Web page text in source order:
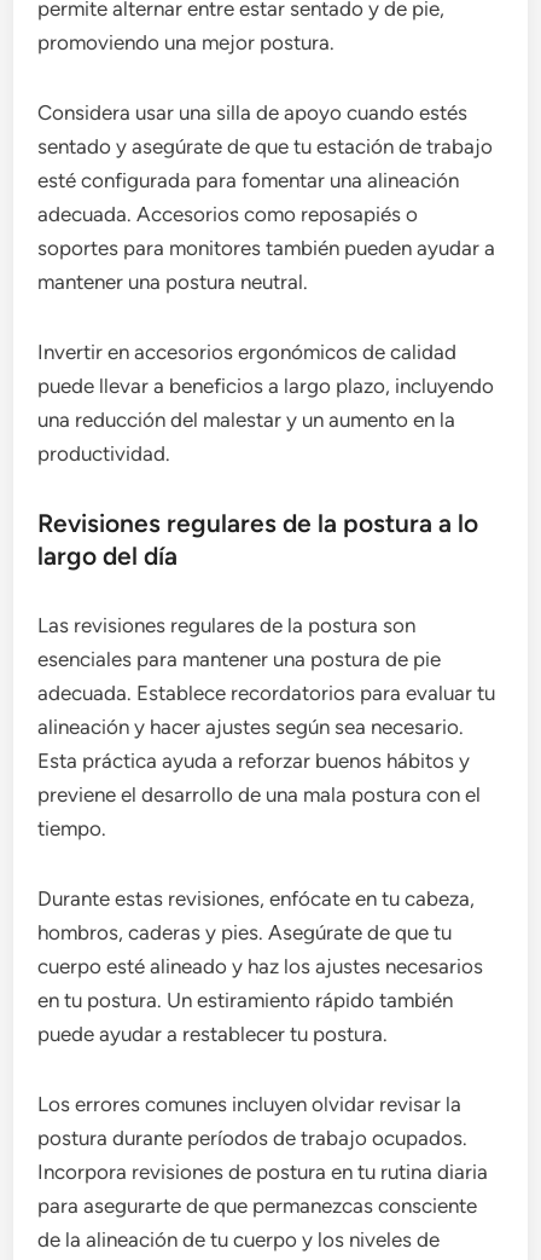
permite alternar entre estar sentado y de pie,
promoviendo una mejor postura.
Considera usar una silla de apoyo cuando estés
sentado y asegúrate de que tu estación de trabajo
esté configurada para fomentar una alineación
adecuada. Accesorios como reposapiés o
soportes para monitores también pueden ayudar a
mantener una postura neutral.
Invertir en accesorios ergonómicos de calidad
puede llevar a beneficios a largo plazo, incluyendo
una reducción del malestar y un aumento en la
productividad.
Revisiones regulares de la postura a lo
largo del día
Las revisiones regulares de la postura son
esenciales para mantener una postura de pie
adecuada. Establece recordatorios para evaluar tu
alineación y hacer ajustes según sea necesario.
Esta práctica ayuda a reforzar buenos hábitos y
previene el desarrollo de una mala postura con el
tiempo.
Durante estas revisiones, enfócate en tu cabeza,
hombros, caderas y pies. Asegúrate de que tu
cuerpo esté alineado y haz los ajustes necesarios
en tu postura. Un estiramiento rápido también
puede ayudar a restablecer tu postura.
Los errores comunes incluyen olvidar revisar la
postura durante períodos de trabajo ocupados.
Incorpora revisiones de postura en tu rutina diaria
para asegurarte de que permanezcas consciente
de la alineación de tu cuerpo y los niveles de